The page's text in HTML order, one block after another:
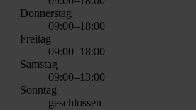
Don­ners­tag
09:00–18:00
Frei­tag
09:00–18:00
Sams­tag
09:00–13:00
Sonn­tag
geschlos­sen